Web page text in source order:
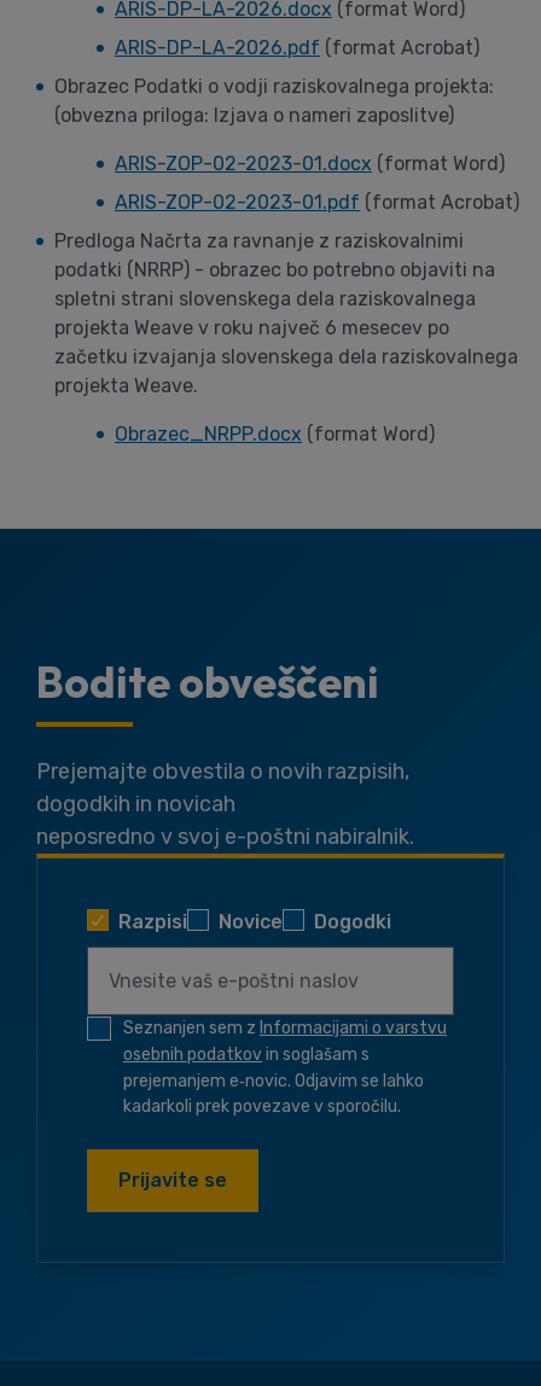
ARIS-DP-LA-2026.docx (format Word)
ARIS-DP-LA-2026.pdf (format Acrobat)
Obrazec Podatki o vodji raziskovalnega projekta:
(obvezna priloga: Izjava o nameri zaposlitve)
ARIS-ZOP-02-2023-01.docx (format Word)
ARIS-ZOP-02-2023-01.pdf (format Acrobat)
Predloga Načrta za ravnanje z raziskovalnimi
podatki (NRRP) - obrazec bo potrebno objaviti na
spletni strani slovenskega dela raziskovalnega
projekta Weave v roku največ 6 mesecev po
začetku izvajanja slovenskega dela raziskovalnega
projekta Weave.
Obrazec_NRPP.docx (format Word)
Bodite obveščeni
Prejemajte obvestila o novih razpisih,
dogodkih in novicah
neposredno v svoj e-poštni nabiralnik.
Razpisi Novice Dogodki
Seznanjen sem z Informacijami o varstvu
osebnih podatkovin soglašam s
prejemanjem e‑novic. Odjavim se lahko
kadarkoli prek povezave v sporočilu.
Prijavite se